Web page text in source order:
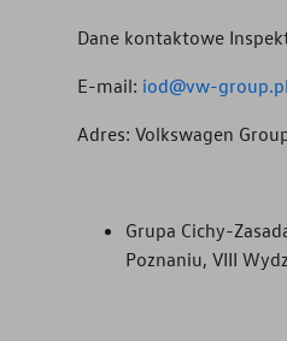
Dane kontaktowe
E-mail: iod@vw-group.pl
Adres: Volkswagen
Grupa Cichy-
Poznaniu, VIII